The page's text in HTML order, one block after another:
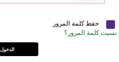
حفظ كلمة المرور
نسيت كلمة المرور؟